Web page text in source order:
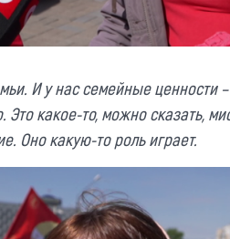
И у нас семейные ценности
какое-то, можно сказать,
Оно какую-то роль играет.